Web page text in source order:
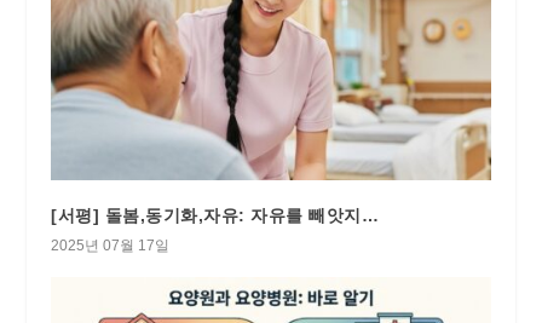
[서평] 돌봄,동기화,자유: 자유를 빼앗지…
2025년 07월 17일